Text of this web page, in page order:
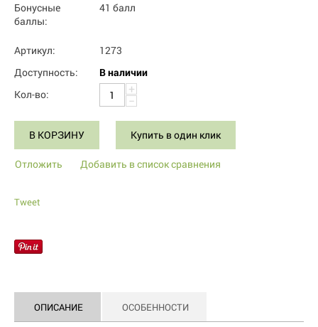
Бонусные
баллы:
41 балл
Артикул:
1273
Доступность:
В наличии
Кол-во:
+
−
В КОРЗИНУ Купить в один клик
Отложить Добавить в список сравнения
Tweet
ОПИСАНИЕ ОСОБЕННОСТИ